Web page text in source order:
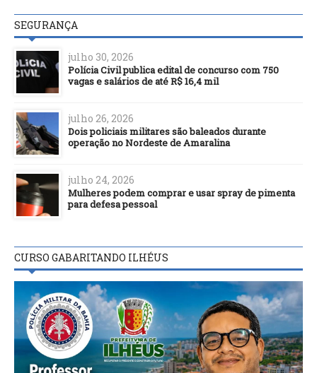
SEGURANÇA
julho 30, 2026
Polícia Civil publica edital de concurso com 750
vagas e salários de até R$ 16,4 mil
julho 26, 2026
Dois policiais militares são baleados durante
operação no Nordeste de Amaralina
julho 24, 2026
Mulheres podem comprar e usar spray de pimenta
para defesa pessoal
CURSO GABARITANDO ILHÉUS